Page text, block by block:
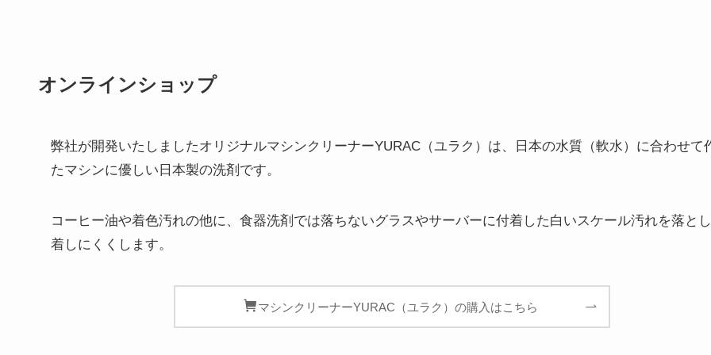
オンラインショップ
弊社が開発いたしましたオリジナルマシンクリーナーYURAC（ユラク）は、日本の水質（軟水）に合わせて
たマシンに優しい日本製の洗剤です。
コーヒー油や着色汚れの他に、食器洗剤では落ちないグラスやサーバーに付着した白いスケール汚れを落と
着しにくくします。
マシンクリーナーYURAC（ユラク）の購入はこちら